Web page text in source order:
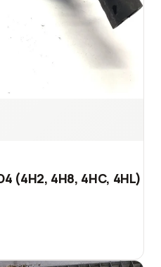
(4H2, 4H8, 4HC, 4HL)